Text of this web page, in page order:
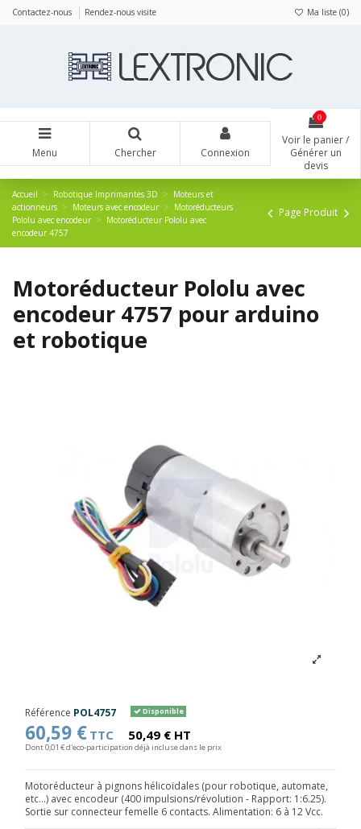
Contactez-nous Rendez-nous visite Ma liste (0)
Menu Chercher Connexion
0
Voir le panier /
Générer un
devis
Accueil Robotique Imprimantes 3D
Moteurs et
actionneurs
Moteurs avec encodeur
Motoréducteurs
Pololu avec encodeur
Motoréducteur Pololu avec
encodeur 4757
Page Produit
Motoréducteur Pololu avec
encodeur 4757 pour arduino
et robotique
Référence POL4757 Disponible
60,59 € TTC 50,49 € HT
Dont 0,01 € d'eco-participation déjà incluse dans le prix
Motoréducteur à pignons hélicoïdales (pour robotique, automate,
etc...) avec encodeur (400 impulsions/révolution - Rapport: 1:6.25).
Sortie sur connecteur femelle 6 contacts. Alimentation: 6 à 12 Vcc.
Panneau de gestion des cookies